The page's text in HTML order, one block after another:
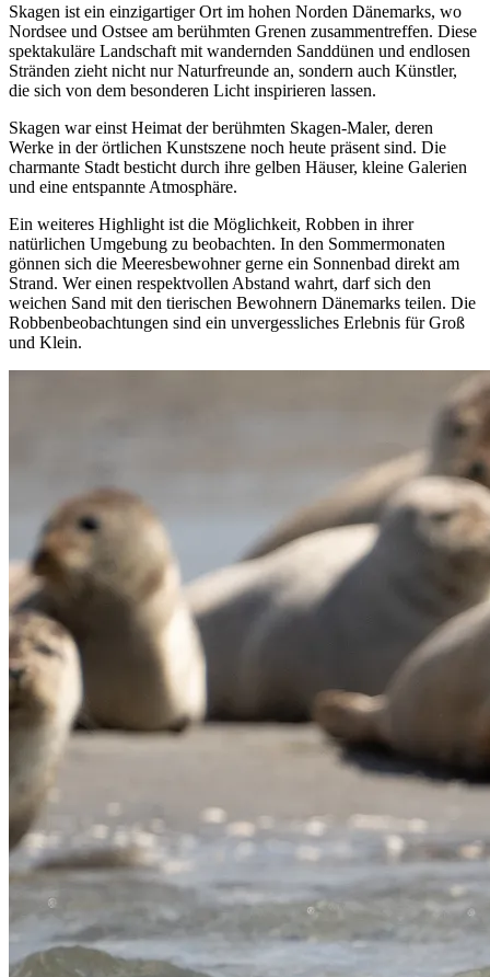
Skagen ist ein einzigartiger Ort im hohen Norden Dänemarks, wo
Nordsee und Ostsee am berühmten Grenen zusammentreffen. Diese
spektakuläre Landschaft mit wandernden Sanddünen und endlosen
Stränden zieht nicht nur Naturfreunde an, sondern auch Künstler,
die sich von dem besonderen Licht inspirieren lassen.
Skagen war einst Heimat der berühmten Skagen-Maler, deren
Werke in der örtlichen Kunstszene noch heute präsent sind. Die
charmante Stadt besticht durch ihre gelben Häuser, kleine Galerien
und eine entspannte Atmosphäre.
Ein weiteres Highlight ist die Möglichkeit, Robben in ihrer
natürlichen Umgebung zu beobachten. In den Sommermonaten
gönnen sich die Meeresbewohner gerne ein Sonnenbad direkt am
Strand. Wer einen respektvollen Abstand wahrt, darf sich den
weichen Sand mit den tierischen Bewohnern Dänemarks teilen. Die
Robbenbeobachtungen sind ein unvergessliches Erlebnis für Groß
und Klein.